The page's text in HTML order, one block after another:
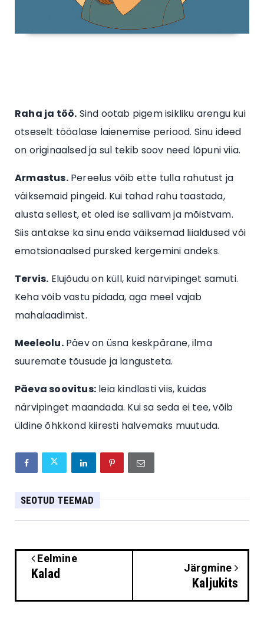
Raha ja töö. Sind ootab pigem isikliku arengu kui
otseselt tööalase laienemise periood. Sinu ideed
on originaalsed ja sul tekib soov need lõpuni viia.
Armastus.Pereelus võib ette tulla rahutust ja
väiksemaid pingeid. Kui tahad rahu taastada,
alusta sellest, et oled ise sallivam ja mõistvam.
Siis antakse ka sinu enda väiksemad liialdused või
emotsionaalsed pursked kergemini andeks.
Tervis. Elujõudu on küll, kuid närvipinget samuti.
Keha võib vastu pidada, aga meel vajab
mahalaadimist.
Meeleolu.Päev on üsna keskpärane, ilma
suuremate tõusude ja langusteta.
Päeva soovitus: leia kindlasti viis, kuidas
närvipinget maandada. Kui sa seda ei tee, võib
üldine õhkkond kiiresti halvemaks muutuda.
SEOTUD TEEMAD
Eelmine
Kalad Järgmine
Kaljukits